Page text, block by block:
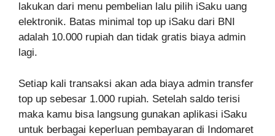
lakukan dari menu pembelian lalu pilih iSaku uang
elektronik. Batas minimal top up iSaku dari BNI
adalah 10.000 rupiah dan tidak gratis biaya admin
lagi.
Setiap kali transaksi akan ada biaya admin transfer
top up sebesar 1.000 rupiah. Setelah saldo terisi
maka kamu bisa langsung gunakan aplikasi iSaku
untuk berbagai keperluan pembayaran di Indomaret